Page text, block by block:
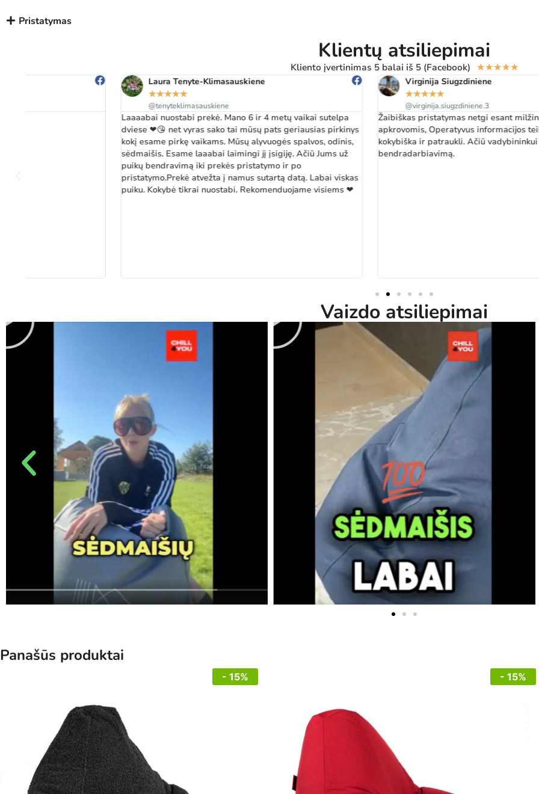
Pristatymas
Klientų atsiliepimai
Kliento įvertinimas 5 balai iš 5 (Facebook) ★★★★★
Laura Tenyte-Klimasauskiene
Laaaabai nuostabi prekė. Mano 6 ir 4 metų vaikai sutelpa
dviese ❤😘 net vyras sako tai mūsų pats geriausias pirkinys
kokį esame pirkę vaikams. Mūsų alyvuogės spalvos, odinis,
sėdmaišis. Esame laaabai laimingi jį įsigiję. Ačiū Jums už
puikų bendravimą iki prekės pristatymo ir po
pristatymo.Prekė atvežta į namus sutartą datą. Labai viskas
puiku. Kokybė tikrai nuostabi. Rekomenduojame visiems ❤
Virginija Siugzdiniene
Žaibiškas pristatymas netgi esant milžiniškomis darbo
apkrovomis, Operatyvus informacijos teikimas. Prekė labai
kokybiška ir patraukli. Ačiū vadybininkui p. Virmantui už
bendradarbiavimą.
Vaizdo atsiliepimai
Panašūs produktai
- 15% - 15%